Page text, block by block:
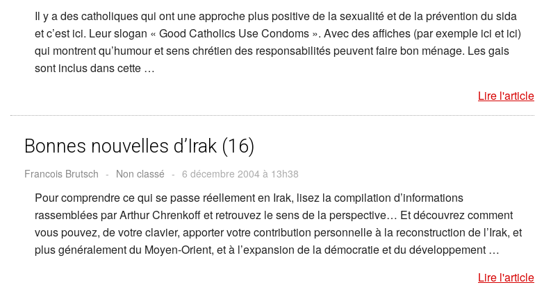
Il y a des catholiques qui ont une approche plus positive de la sexualité et de la prévention du sida
et c’est ici. Leur slogan « Good Catholics Use Condoms ». Avec des affiches (par exemple ici et ici)
qui montrent qu’humour et sens chrétien des responsabilités peuvent faire bon ménage. Les gais
sont inclus dans cette …
Lire l'article
Bonnes nouvelles d’Irak (16)
Francois Brutsch - Non classé - 6 décembre 2004 à 13h38
Pour comprendre ce qui se passe réellement en Irak, lisez la compilation d’informations
rassemblées par Arthur Chrenkoff et retrouvez le sens de la perspective… Et découvrez comment
vous pouvez, de votre clavier, apporter votre contribution personnelle à la reconstruction de l’Irak, et
plus généralement du Moyen-Orient, et à l’expansion de la démocratie et du développement …
Lire l'article